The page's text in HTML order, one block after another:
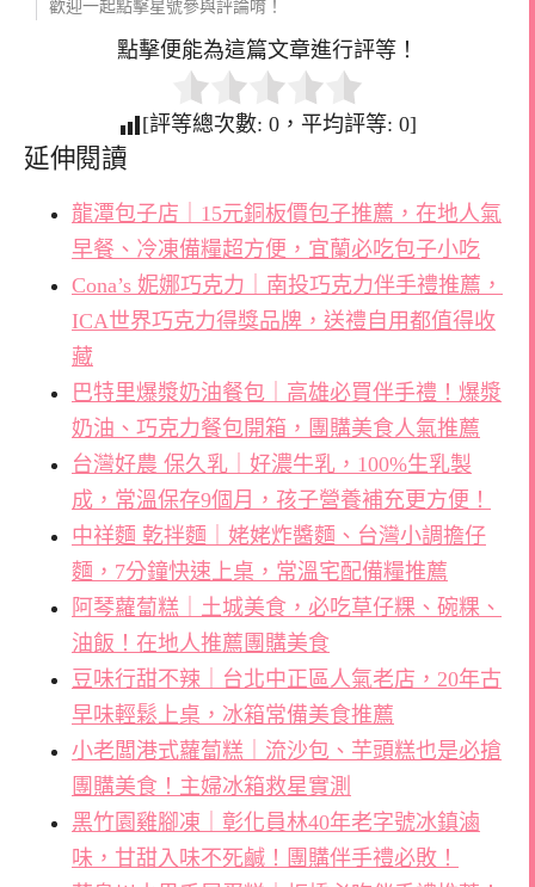
歡迎一起點擊星號參與評論唷！
點擊便能為這篇文章進行評等！
[評等總次數: 0 ，平均評等: 0]
延伸閱讀
龍潭包子店｜15元銅板價包子推薦，在地人氣
早餐、冷凍備糧超方便，宜蘭必吃包子小吃
Cona’s 妮娜巧克力｜南投巧克力伴手禮推薦，
ICA世界巧克力得獎品牌，送禮自用都值得收
藏
巴特里爆漿奶油餐包｜高雄必買伴手禮！爆漿
奶油、巧克力餐包開箱，團購美食人氣推薦
台灣好農 保久乳｜好濃牛乳，100%生乳製
成，常溫保存9個月，孩子營養補充更方便！
中祥麵 乾拌麵｜姥姥炸醬麵、台灣小調擔仔
麵，7分鐘快速上桌，常溫宅配備糧推薦
阿琴蘿蔔糕｜土城美食，必吃草仔粿、碗粿、
油飯！在地人推薦團購美食
豆味行甜不辣｜台北中正區人氣老店，20年古
早味輕鬆上桌，冰箱常備美食推薦
小老闆港式蘿蔔糕｜流沙包、芋頭糕也是必搶
團購美食！主婦冰箱救星實測
黑竹園雞腳凍｜彰化員林40年老字號冰鎮滷
味，甘甜入味不死鹹！團購伴手禮必敗！